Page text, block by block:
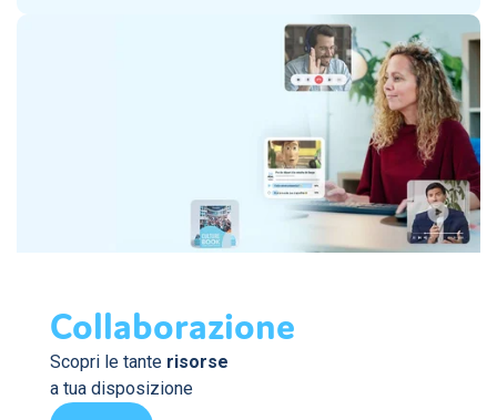
Collaborazione
Scopri le tante risorse
a tua disposizione